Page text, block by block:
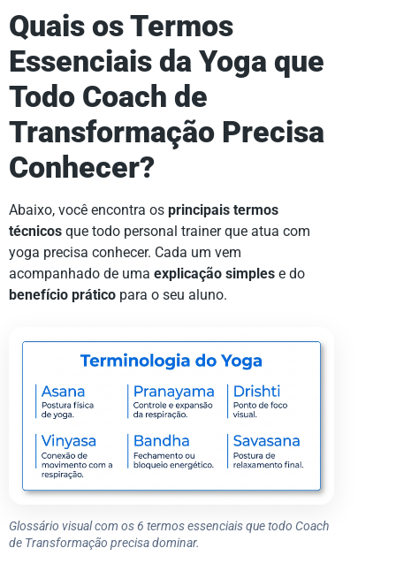
Quais os Termos
Essenciais da Yoga que
Todo Coach de
Transformação Precisa
Conhecer?
Abaixo, você encontra os principais termos
técnicos que todo personal trainer que atua com
yoga precisa conhecer. Cada um vem
acompanhado de uma explicação simples e do
benefício prático para o seu aluno.
Glossário visual com os 6 termos essenciais que todo Coach
de Transformação precisa dominar.